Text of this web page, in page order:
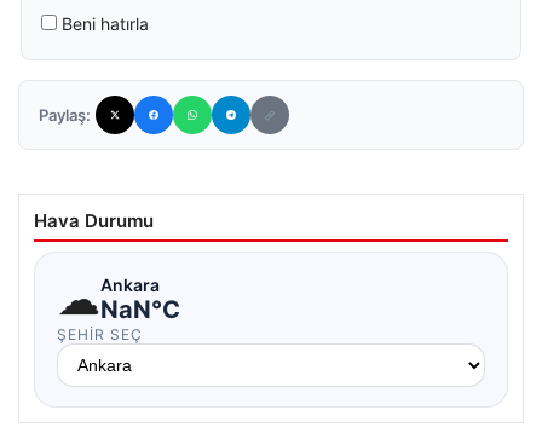
Beni hatırla
Paylaş:
Hava Durumu
☁Ankara
NaN°C
ŞEHIR SEÇ